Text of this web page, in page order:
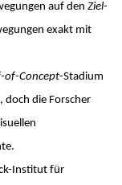
auf den Ziel-
exakt mit
of-Concept-Stadium
doch die Forscher
Institut für